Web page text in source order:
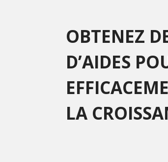
OBTENEZ
D’AIDES
LA